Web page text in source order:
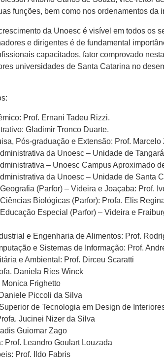
funções, bem como nos ordenamentos da
da Unoesc é visível em todos os
e dirigentes é de fundamental
capacitados, fator comprovado
universidades de Santa Catarina no
Prof. Ernani Tadeu Rizzi.
Gladimir Tronco Duarte.
Pós-graduação e Extensão: Prof. Marcelo
da Unoesc – Unidade de
– Unoesc Campus Aproximado
da Unoesc – Unidade de Santa
(Parfor) – Videira e Joaçaba: Prof.
Biológicas (Parfor): Profa. Elis
Especial (Parfor) – Videira e
e Engenharia de Alimentos: Prof.
e Sistemas de Informação: Prof.
e Ambiental: Prof. Dirceu Scaratti
Daniela Ries Winck
Frighetto
Piccoli da Silva
de Tecnologia em Design de
Jucinei Nizer da Silva
Guiomar Zago
Prof. Leandro Goulart Louzada
Prof. Ildo Fabris